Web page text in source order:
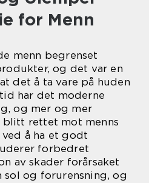
for Menn
menn begrenset
og det var en
det å ta vare på huden
har det moderne
og mer og mer
blitt rettet mot menns
å ha et godt
forbedret
av skader forårsaket
og forurensning, og